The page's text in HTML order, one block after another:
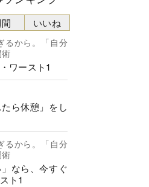
るから。「自分
ワースト1
ら休憩」をし
るから。「自分
なら、今すぐ
ト1
いいね